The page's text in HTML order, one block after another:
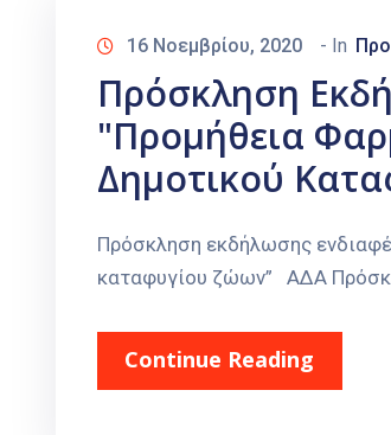
16 Νοεμβρίου, 2020 - In
Πρόσκληση
"Προμήθεια
Δημοτικού
Πρόσκληση εκδήλωσης
καταφυγίου ζώων” ΑΔΑ
Continue Reading